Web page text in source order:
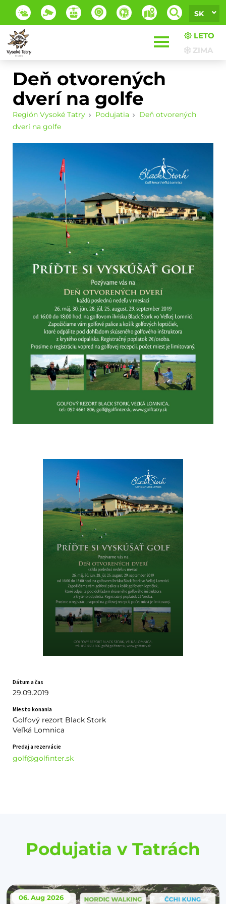
SK
LETO
ZIMA
Deň otvorených
dverí na golfe
Región Vysoké Tatry Podujatia
Deň otvorených
dverí na golfe
Dátum a čas
29.09.2019
Miesto konania
Golfový rezort Black Stork
Veľká Lomnica
Predaj a rezervácie
golf@golfinter.sk
Podujatia v Tatrách
06. Aug 2026